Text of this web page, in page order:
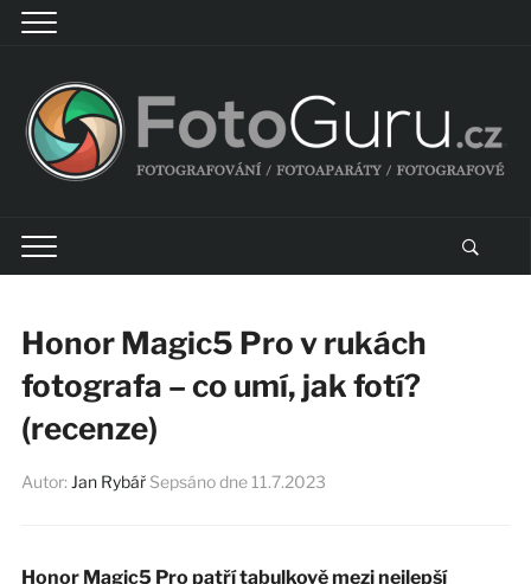
Honor Magic5 Pro v rukách
fotografa – co umí, jak fotí?
(recenze)
Autor: Jan Rybář Sepsáno dne 11.7.2023
Honor Magic5 Pro patří tabulkově mezi nejlepší